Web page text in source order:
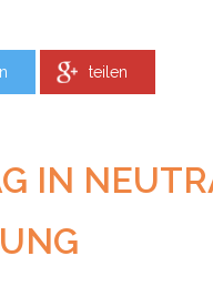
teilen
IN